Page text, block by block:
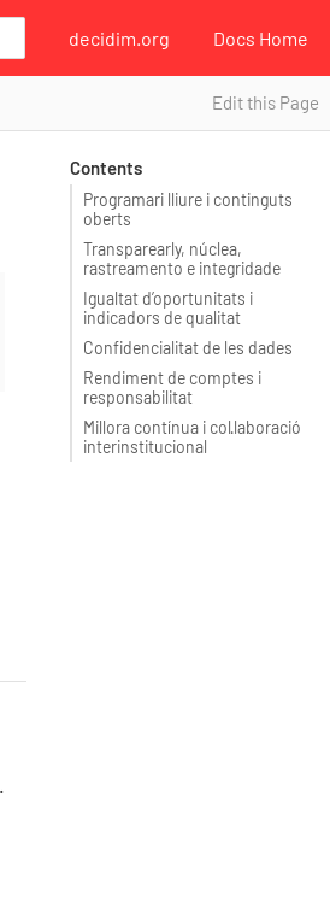
decidim.org Docs Home
Edit this Page
Contents
Programari lliure i continguts
oberts
Transparearly, núclea,
rastreamento e integridade
Igualtat d’oportunitats i
indicadors de qualitat
Confidencialitat de les dades
Rendiment de comptes i
responsabilitat
Millora contínua i col·laboració
interinstitucional